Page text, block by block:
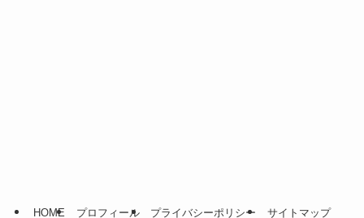
HOME プロフィール プライバシーポリシー サイトマップ